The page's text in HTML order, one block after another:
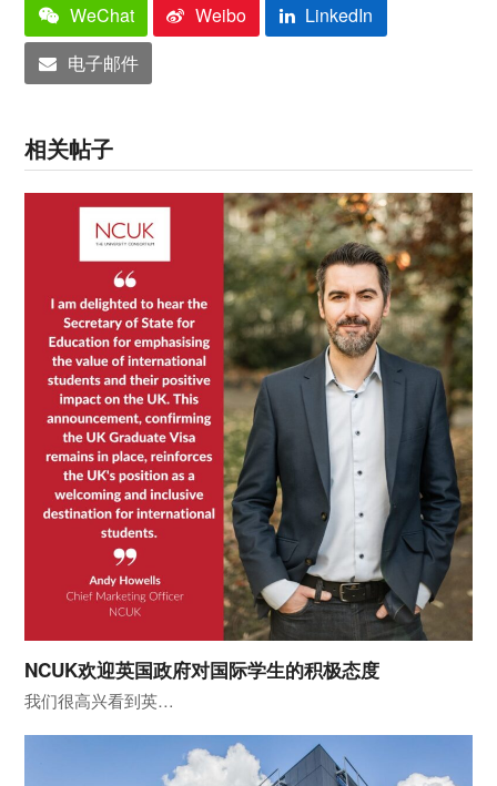
WeChat Weibo
LinkedIn
电子邮件
相关帖子
NCUK欢迎英国政府对国际学生的积极态度
我们很高兴看到英…